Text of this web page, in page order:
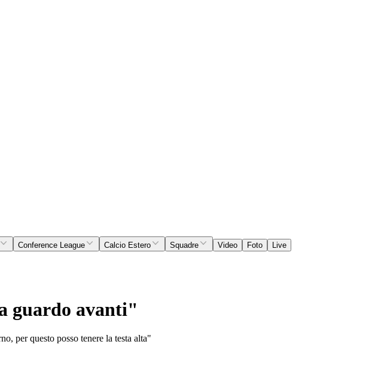
Conference League Calcio Estero Squadre Video Foto
Live
guardo avanti"
per questo posso tenere la testa alta"